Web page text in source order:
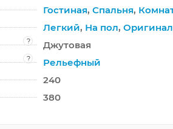
Гостиная, Спальня,
Легкий, На пол,
?
Джутовая
?
Рельефный
240
380